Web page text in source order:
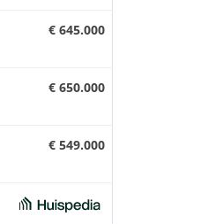
€ 645.000
€ 650.000
€ 549.000